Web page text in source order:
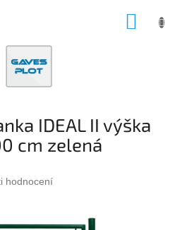
IDEAL II výška
cm zelená
hodnocení